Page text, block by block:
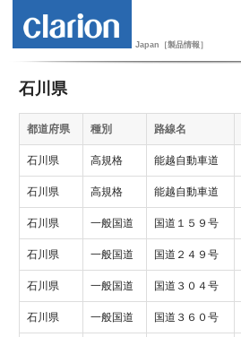
Japan［製品情報］
石川県
都道府県 種別 路線名
石川県 高規格 能越自動車道
石川県 高規格 能越自動車道
石川県 一般国道 国道１５９号
石川県 一般国道 国道２４９号
石川県 一般国道 国道３０４号
石川県 一般国道 国道３６０号